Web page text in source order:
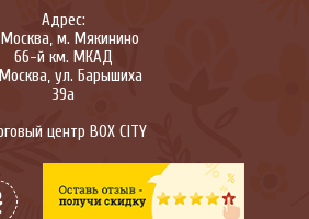
Адрес:
Москва, м. Мякинино
66-й км. МКАД
Москва, ул. Барышиха
39а
центр BOX CITY